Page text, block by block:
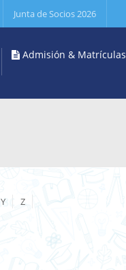
Junta de Socios 2026
Admisión & Matrículas
Y Z